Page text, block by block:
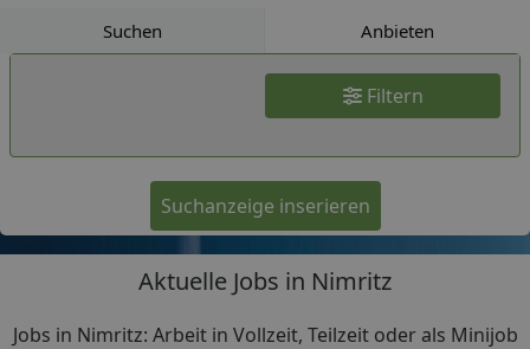
Suchen Anbieten
Filtern
Suchanzeige inserieren
Aktuelle Jobs in Nimritz
Jobs in Nimritz: Arbeit in Vollzeit, Teilzeit oder als Minijob